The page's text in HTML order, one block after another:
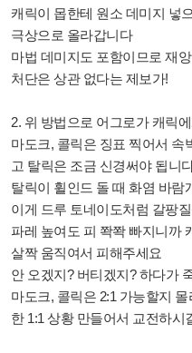
캐릭이 몹한테 원소 데미지 넣
극상으로 올라갑니다
마법 데미지도 포함이므로 재
처단은 상관 없다는 제보가!
2. 위 방법으로 어그로가 캐릭
마도크, 콜릭은 징표 찍어서 속
고 탈릭은 조금 신경써야 됩니
탈릭이 휠인드 돌 때 화염 바람
이게 드루 토네이도처럼 갈팡
파레 높여도 피 쫙쫙 빠지니까
살짝 움직여서 피해주세요
안 오겠지? 버티겠지? 하다가
마도크, 콜릭은 2:1 가능할지
한 1:1 상황 만들어서 교전하시